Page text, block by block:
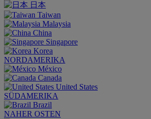
日本
Taiwan
Malaysia
China
Singapore
Korea
NORDAMERIKA
México
Canada
United States
SÜDAMERIKA
Brazil
NAHER OSTEN